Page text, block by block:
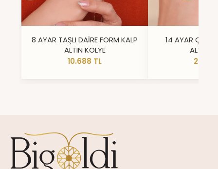
8 AYAR TAŞLI DAİRE FORM KALP
ALTIN KOLYE
10.688 TL
14 AYAR ÇİFT
ALTIN